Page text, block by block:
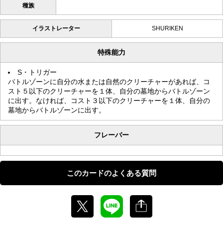
種族
イラストレーター SHURIKEN
特殊能力
S・トリガー
バトルゾーンに自分の水または自然のクリーチャーがあれば、コ
スト５以下のクリーチャーを１体、自分の墓地からバトルゾーン
に出す。なければ、コスト３以下のクリーチャーを１体、自分の
墓地からバトルゾーンに出す。
フレーバー
このカードのよくある質問